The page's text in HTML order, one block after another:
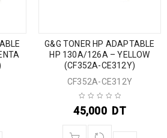
G&G TONER HP ADAPTABLE
HP 130A/126A – YELLOW
(CF352A-CE312Y)
CF352A-CE312Y
45,000 DT